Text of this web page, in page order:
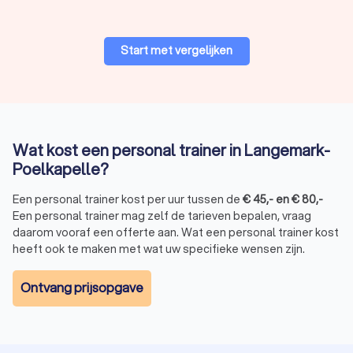
via cardio en intervaltraining.
leer doorzetten, krijg meer discipline en
Personal training voor vrouwen:trainen met een
vrouwelijke personal trainer zorgt bij veel vrouwen voor
Hoe verloopt een trainingssessie?
Poelkapelle start meestal met een kennismakingsgesprek. U
bespreekt uw doelen, huidige conditie en eventuele
Start met vergelijken
Wat kost een personal trainer in Langemark-
Poelkapelle?
Een personal trainer kost per uur tussen de €45,- en€80,-
Een personal trainer mag zelf de tarieven bepalen, vraag
daarom vooraf een offerte aan. Wat een personal trainer kost
heeft ook te maken met wat uw specifieke wensen zijn.
Ontvang prijsopgave